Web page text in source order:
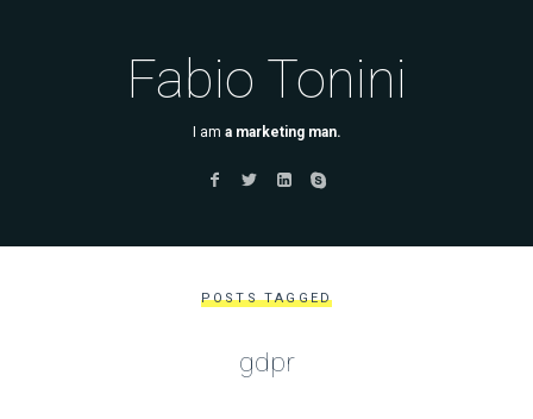
Fabio Tonini
I am a marketing man.
POSTS TAGGED
gdpr